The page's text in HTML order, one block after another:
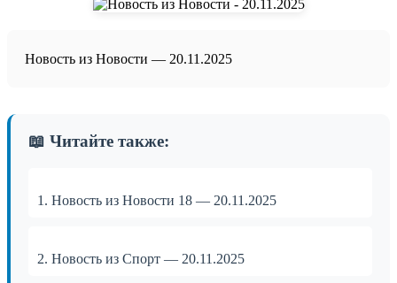
Новость из Новости — 20.11.2025
📖 Читайте также:
1. Новость из Новости 18 — 20.11.2025
2. Новость из Спорт — 20.11.2025